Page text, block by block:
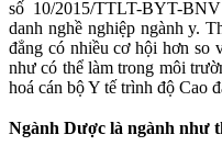
số 10/2015/TTLT-BYT-
danh nghề nghiệp ngành y.
đẳng có nhiều cơ hội hơn so
như có thể làm trong môi
hoá cán bộ Y tế trình độ Cao
Ngành Dược là ngành như